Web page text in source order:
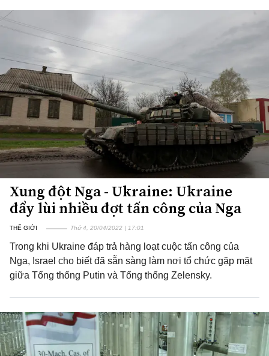
Xung đột Nga - Ukraine: Ukraine
đẩy lùi nhiều đợt tấn công của Nga
THẾ GIỚI Thứ 4, 20/04/2022 | 17:01
Trong khi Ukraine đáp trả hàng loạt cuộc tấn công của
Nga, Israel cho biết đã sẵn sàng làm nơi tổ chức gặp mặt
giữa Tổng thống Putin và Tổng thống Zelensky.